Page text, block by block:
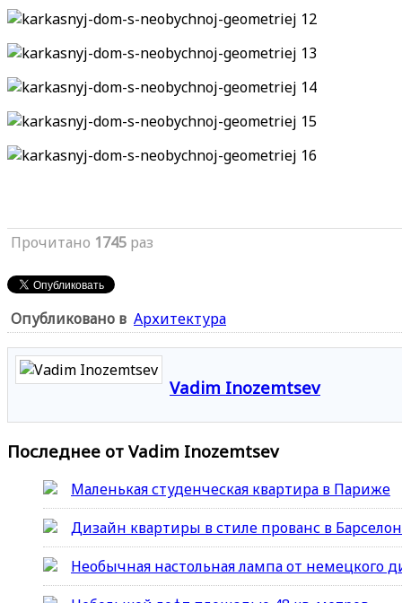
Прочитано 1745 раз
Опубликовано в Архитектура
Vadim Inozemtsev
Последнее от Vadim Inozemtsev
Маленькая студенческая квартира в Париже
Дизайн квартиры в стиле прованс в
Необычная настольная лампа от немецкого